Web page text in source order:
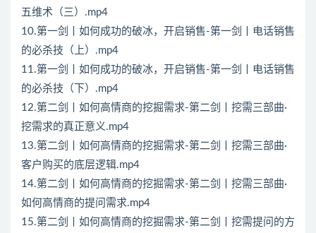
五维术（三）.mp4
10.第一剑丨如何成功的破冰，开启销售-第一剑丨电话销售
的必杀技（上）.mp4
11.第一剑丨如何成功的破冰，开启销售-第一剑丨电话销售
的必杀技（下）.mp4
12.第二剑丨如何高情商的挖掘需求-第二剑丨挖需三部曲·
挖需求的真正意义.mp4
13.第二剑丨如何高情商的挖掘需求-第二剑丨挖需三部曲·
客户购买的底层逻辑.mp4
14.第二剑丨如何高情商的挖掘需求-第二剑丨挖需三部曲·
如何高情商的提问需求.mp4
15.第二剑丨如何高情商的挖掘需求-第二剑丨挖需提问的方